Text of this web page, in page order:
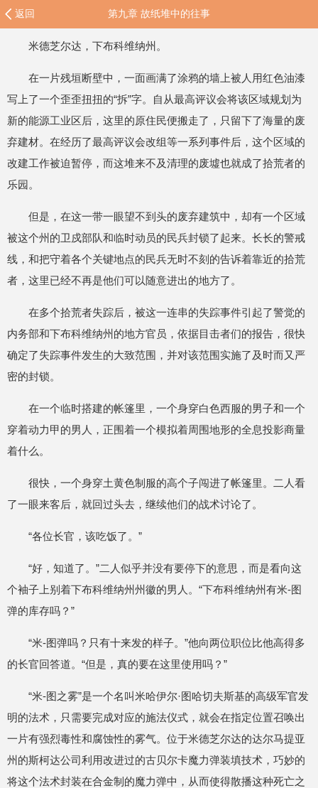
返回 第九章 故纸堆中的往事
米德芝尔达，下布科维纳州。
在一片残垣断壁中，一面画满了涂鸦的墙上被人用红色油漆
写上了一个歪歪扭扭的“拆”字。自从最高评议会将该区域规划为
新的能源工业区后，这里的原住民便搬走了，只留下了海量的废
弃建材。在经历了最高评议会改组等一系列事件后，这个区域的
改建工作被迫暂停，而这堆来不及清理的废墟也就成了拾荒者的
乐园。
但是，在这一带一眼望不到头的废弃建筑中，却有一个区域
被这个州的卫戍部队和临时动员的民兵封锁了起来。长长的警戒
线，和把守着各个关键地点的民兵无时不刻的告诉着靠近的拾荒
者，这里已经不再是他们可以随意进出的地方了。
在多个拾荒者失踪后，被这一连串的失踪事件引起了警觉的
内务部和下布科维纳州的地方官员，依据目击者们的报告，很快
确定了失踪事件发生的大致范围，并对该范围实施了及时而又严
密的封锁。
在一个临时搭建的帐篷里，一个身穿白色西服的男子和一个
穿着动力甲的男人，正围着一个模拟着周围地形的全息投影商量
着什么。
很快，一个身穿土黄色制服的高个子闯进了帐篷里。二人看
了一眼来客后，就回过头去，继续他们的战术讨论了。
“各位长官，该吃饭了。”
“好，知道了。”二人似乎并没有要停下的意思，而是看向这
个袖子上别着下布科维纳州州徽的男人。“下布科维纳州有米-图
弹的库存吗？”
“米-图弹吗？只有十来发的样子。”他向两位职位比他高得多
的长官回答道。“但是，真的要在这里使用吗？”
“米-图之雾”是一个名叫米哈伊尔·图哈切夫斯基的高级军官发
明的法术，只需要完成对应的施法仪式，就会在指定位置召唤出
一片有强烈毒性和腐蚀性的雾气。位于米德芝尔达的达尔马提亚
州的斯柯达公司利用改进过的古贝尔卡魔力弹装填技术，巧妙的
将这个法术封装在合金制的魔力弹中，从而使得散播这种死亡之